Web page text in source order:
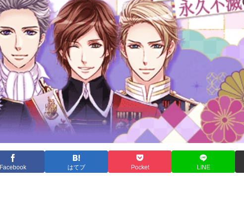
Facebook はてブ Pocket LINE